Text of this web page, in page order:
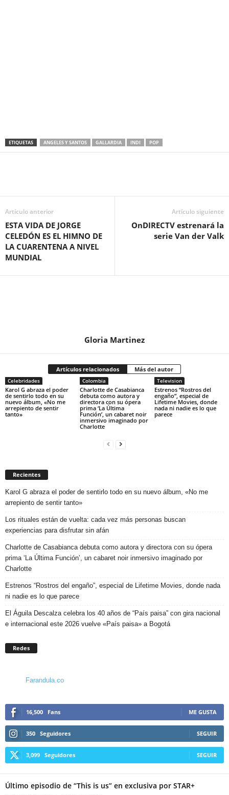
ETIQUETAS ANGELES Y SANTOS GALLARDIA INDI POP
Artículo anterior
ESTA VIDA DE JORGE
CELEDÓN ES EL HIMNO DE
LA CUARENTENA A NIVEL
MUNDIAL
Artículo siguiente
OnDIRECTV estrenará la
serie Van der Valk
Gloria Martinez
Artículos relacionados Más del autor
Celebridades
Karol G abraza el poder
de sentirlo todo en su
nuevo álbum, «No me
arrepiento de sentir
tanto»
Colombia
Charlotte de Casabianca
debuta como autora y
directora con su ópera
prima ‘La Última
Función’, un cabaret noir
inmersivo imaginado por
Charlotte
Television
Estrenos “Rostros del
engaño”, especial de
Lifetime Movies, donde
nada ni nadie es lo que
parece
Recientes
Karol G abraza el poder de sentirlo todo en su nuevo álbum, «No me
arrepiento de sentir tanto»
Los rituales están de vuelta: cada vez más personas buscan
experiencias para disfrutar sin afán
Charlotte de Casabianca debuta como autora y directora con su ópera
prima ‘La Última Función’, un cabaret noir inmersivo imaginado por
Charlotte
Estrenos “Rostros del engaño”, especial de Lifetime Movies, donde nada
ni nadie es lo que parece
El Águila Descalza celebra los 40 años de “País paisa” con gira nacional
e internacional este 2026 vuelve «País paisa» a Bogotá
Redes
Farandula.co
16,500 Fans ME GUSTA
350 Seguidores SEGUIR
3,099 Seguidores SEGUIR
Último episodio de “This is us” en exclusiva por STAR+